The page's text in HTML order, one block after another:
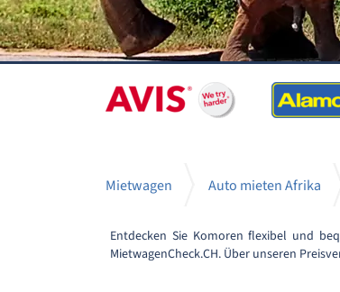
Mietwagen Auto mieten Afrika
Entdecken Sie Komoren flexibel und
MietwagenCheck.CH. Über unseren